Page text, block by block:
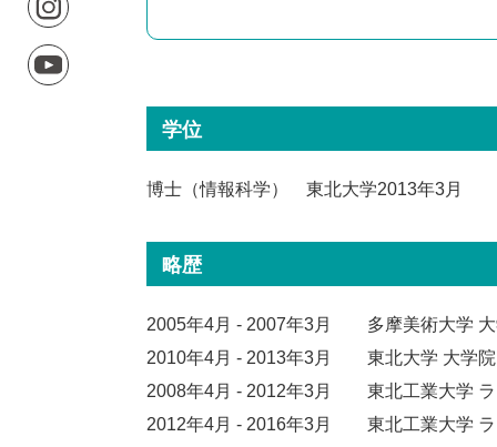
学位
博士（情報科学） 東北大学2013年3月
略歴
2005年4月 - 2007年3月
多摩美術大学
2010年4月 - 2013年3月
東北大学 大学
2008年4月 - 2012年3月
東北工業大学
2012年4月 - 2016年3月
東北工業大学